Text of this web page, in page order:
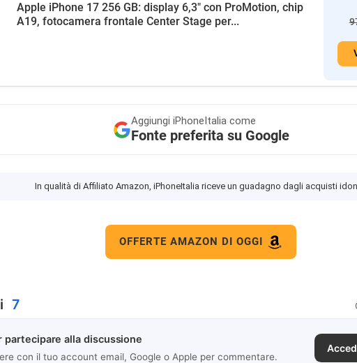
Apple iPhone 17 256 GB: display 6,3" con ProMotion, chip
A19, fotocamera frontale Center Stage per...
Aggiungi iPhoneItalia come
Fonte preferita su Google
In qualità di Affiliato Amazon, iPhoneItalia riceve un guadagno dagli acquisti
OFFERTE AMAZON DI OGGI
7
partecipare alla discussione
con il tuo account email, Google o Apple per commentare.